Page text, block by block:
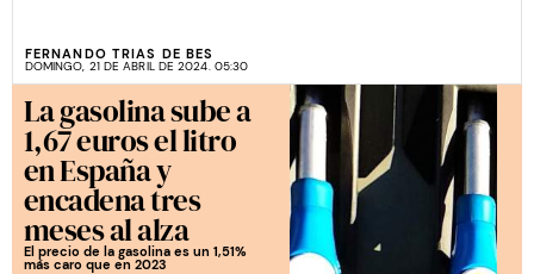
FERNANDO TRIAS DE BES
DOMINGO, 21 DE ABRIL DE 2024. 05:30
La gasolina sube a
1,67 euros el litro
en España y
encadena tres
meses al alza
El precio de la gasolina es un 1,51%
más caro que en 2023